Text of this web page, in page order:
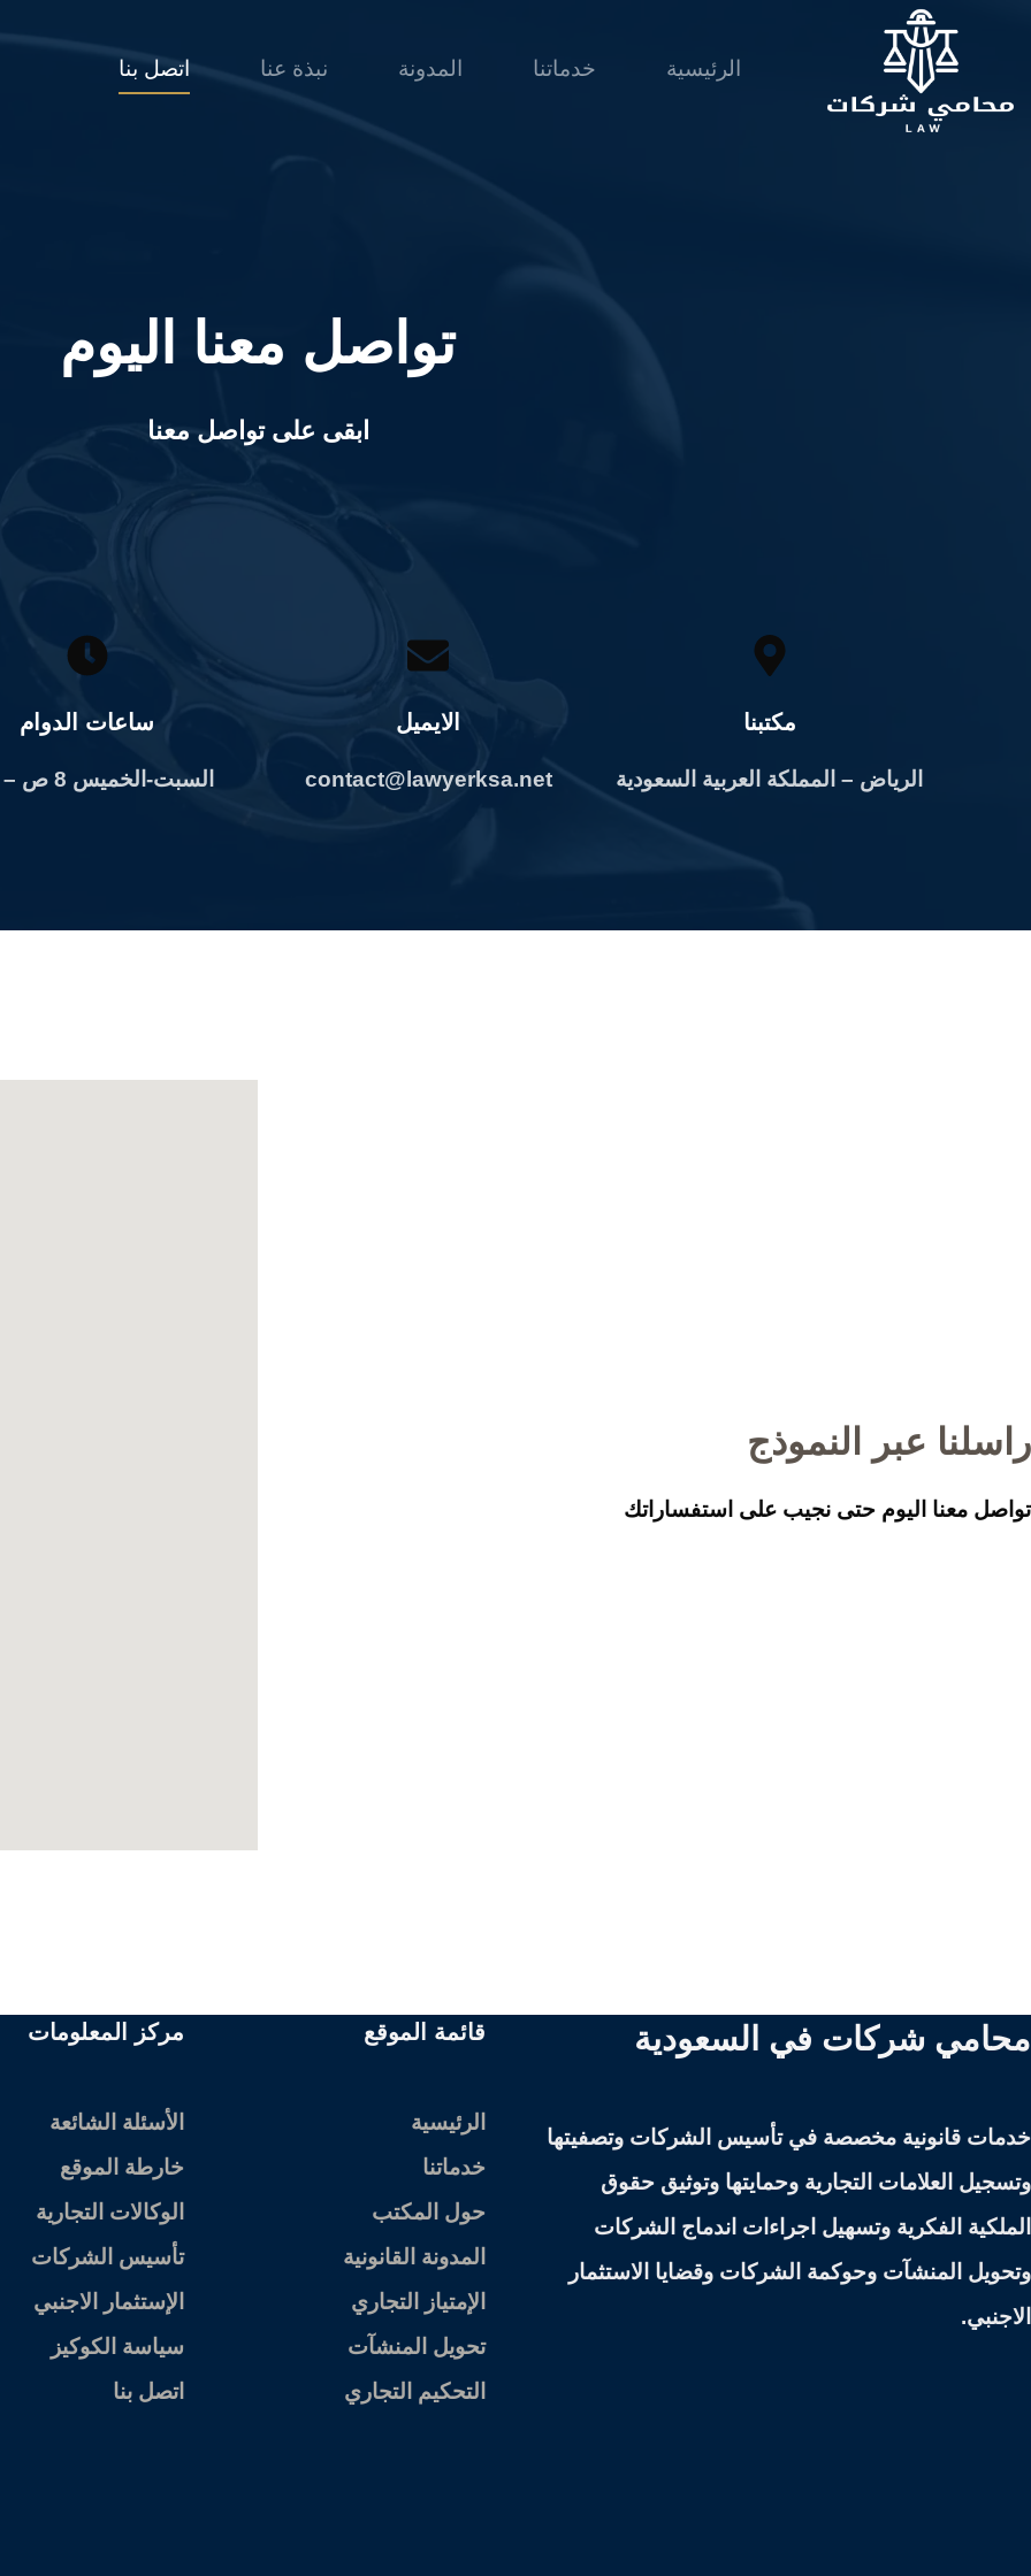
المحتوى
الرئيسية خدماتنا المدونة نبذة عنا اتصل بنا
تواصل معنا اليوم
ابقى على تواصل معنا
مكتبنا
الرياض – المملكة العربية السعودية
الايميل
contact@lawyerksa.net
ساعات الدوام
السبت-الخميس 8 ص – 6 م.
راسلنا عبر النموذج
تواصل معنا اليوم حتى نجيب على استفساراتك
محامي شركات في السعودية
خدمات قانونية مخصصة في تأسيس الشركات وتصفيتها
وتسجيل العلامات التجارية وحمايتها وتوثيق حقوق
الملكية الفكرية وتسهيل اجراءات اندماج الشركات
وتحويل المنشآت وحوكمة الشركات وقضايا الاستثمار
الاجنبي.
قائمة الموقع
الرئيسية
خدماتنا
حول المكتب
المدونة القانونية
الإمتياز التجاري
تحويل المنشآت
التحكيم التجاري
مركز المعلومات
الأسئلة الشائعة
خارطة الموقع
الوكالات التجارية
تأسيس الشركات
الإستثمار الاجنبي
سياسة الكوكيز
اتصل بنا